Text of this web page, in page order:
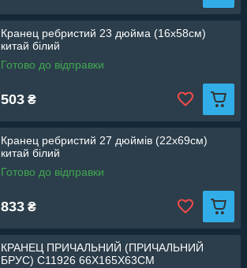
Кранец ребристий 23 дюйма (16х58см)
китай білий
Готово до відправки
503 ₴
Кранец ребристий 27 дюймів (22х69см)
китай білий
Готово до відправки
833 ₴
КРАНЕЦ ПРИЧАЛЬНИЙ (ПРИЧАЛЬНИЙ
БРУС) C11926 66Х165Х63СМ